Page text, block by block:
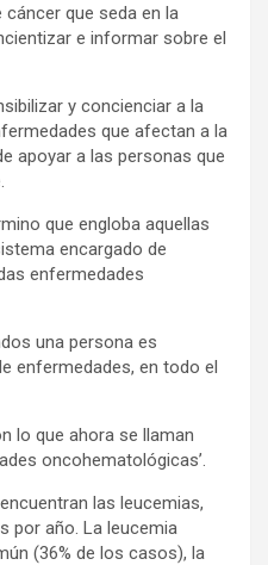
que seda en la
e informar sobre el
y concienciar a la
que afectan a la
apoyar a las personas que
que engloba aquellas
encargado de
enfermedades
una persona es
enfermedades, en todo el
lo que ahora se llaman
oncohematológicas’.
las leucemias,
por año. La leucemia
(36% de los casos), la